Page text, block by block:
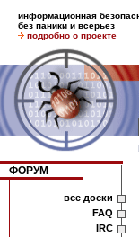
информационная
без паники и всерьез
подробно о проекте
ФОРУМ
все доски
FAQ
IRC